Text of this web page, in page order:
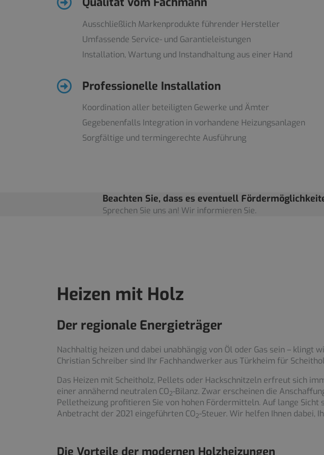
Ausschließlich Markenprodukte führender Hersteller
Umfassende Service- und Garantieleistungen
Installation, Wartung und Instandhaltung aus einer Hand
Professionelle Installation
Koordination aller beteiligten Gewerke und Ämter
Gegebenenfalls Integration in vorhandene Heizungsanlagen
Sorgfältige und termingerechte Ausführung
Beachten Sie, dass es eventuell
Sprechen Sie uns an! Wir informieren Sie.
Heizen mit Holz
Der regionale Energieträger
Nachhaltig heizen und dabei unabhängig von Öl oder Gas sein – klingt
Christian Schreiber sind Ihr Fachhandwerker aus Türkheim für
Das Heizen mit Scheitholz, Pellets oder Hackschnitzeln erfreut sich
einer annähernd neutralen CO2-Bilanz. Zwar erscheinen die
Pelletheizung profitieren Sie von hohen Fördermitteln. Auf lange Sicht
Anbetracht der 2021 eingeführten CO2-Steuer. Wir helfen Ihnen dabei,
Die Vorteile der modernen Holzheizungen